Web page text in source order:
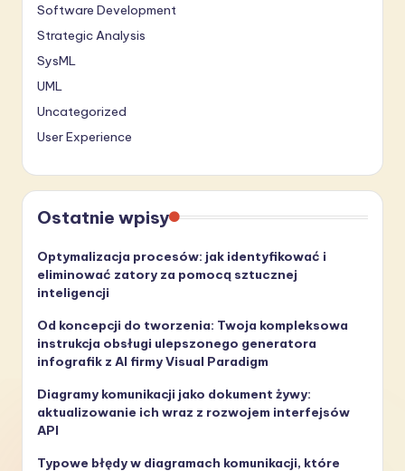
Software Development
Strategic Analysis
SysML
UML
Uncategorized
User Experience
Ostatnie wpisy
Optymalizacja procesów: jak identyfikować i
eliminować zatory za pomocą sztucznej
inteligencji
Od koncepcji do tworzenia: Twoja kompleksowa
instrukcja obsługi ulepszonego generatora
infografik z AI firmy Visual Paradigm
Diagramy komunikacji jako dokument żywy:
aktualizowanie ich wraz z rozwojem interfejsów
API
Typowe błędy w diagramach komunikacji, które